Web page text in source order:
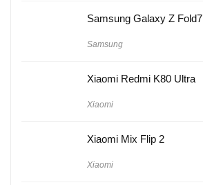
Samsung Galaxy Z Fold7
Samsung
Xiaomi Redmi K80 Ultra
Xiaomi
Xiaomi Mix Flip 2
Xiaomi